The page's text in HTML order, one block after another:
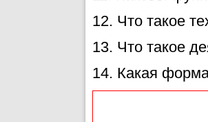
12. Что такое
13. Что такое
14. Какая